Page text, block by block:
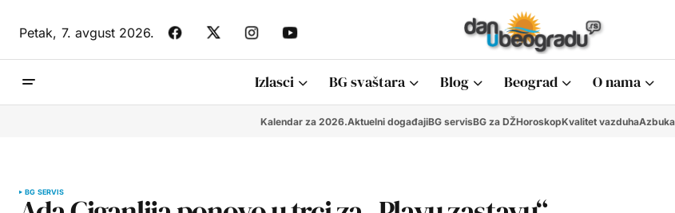
Petak,7. avgust 2026.
Izlasci BG svaštara Blog Beograd O nama
Kalendar za 2026.Aktuelni događajiBG servisBG za DŽHoroskopKvalitet vazduha
BG SERVIS